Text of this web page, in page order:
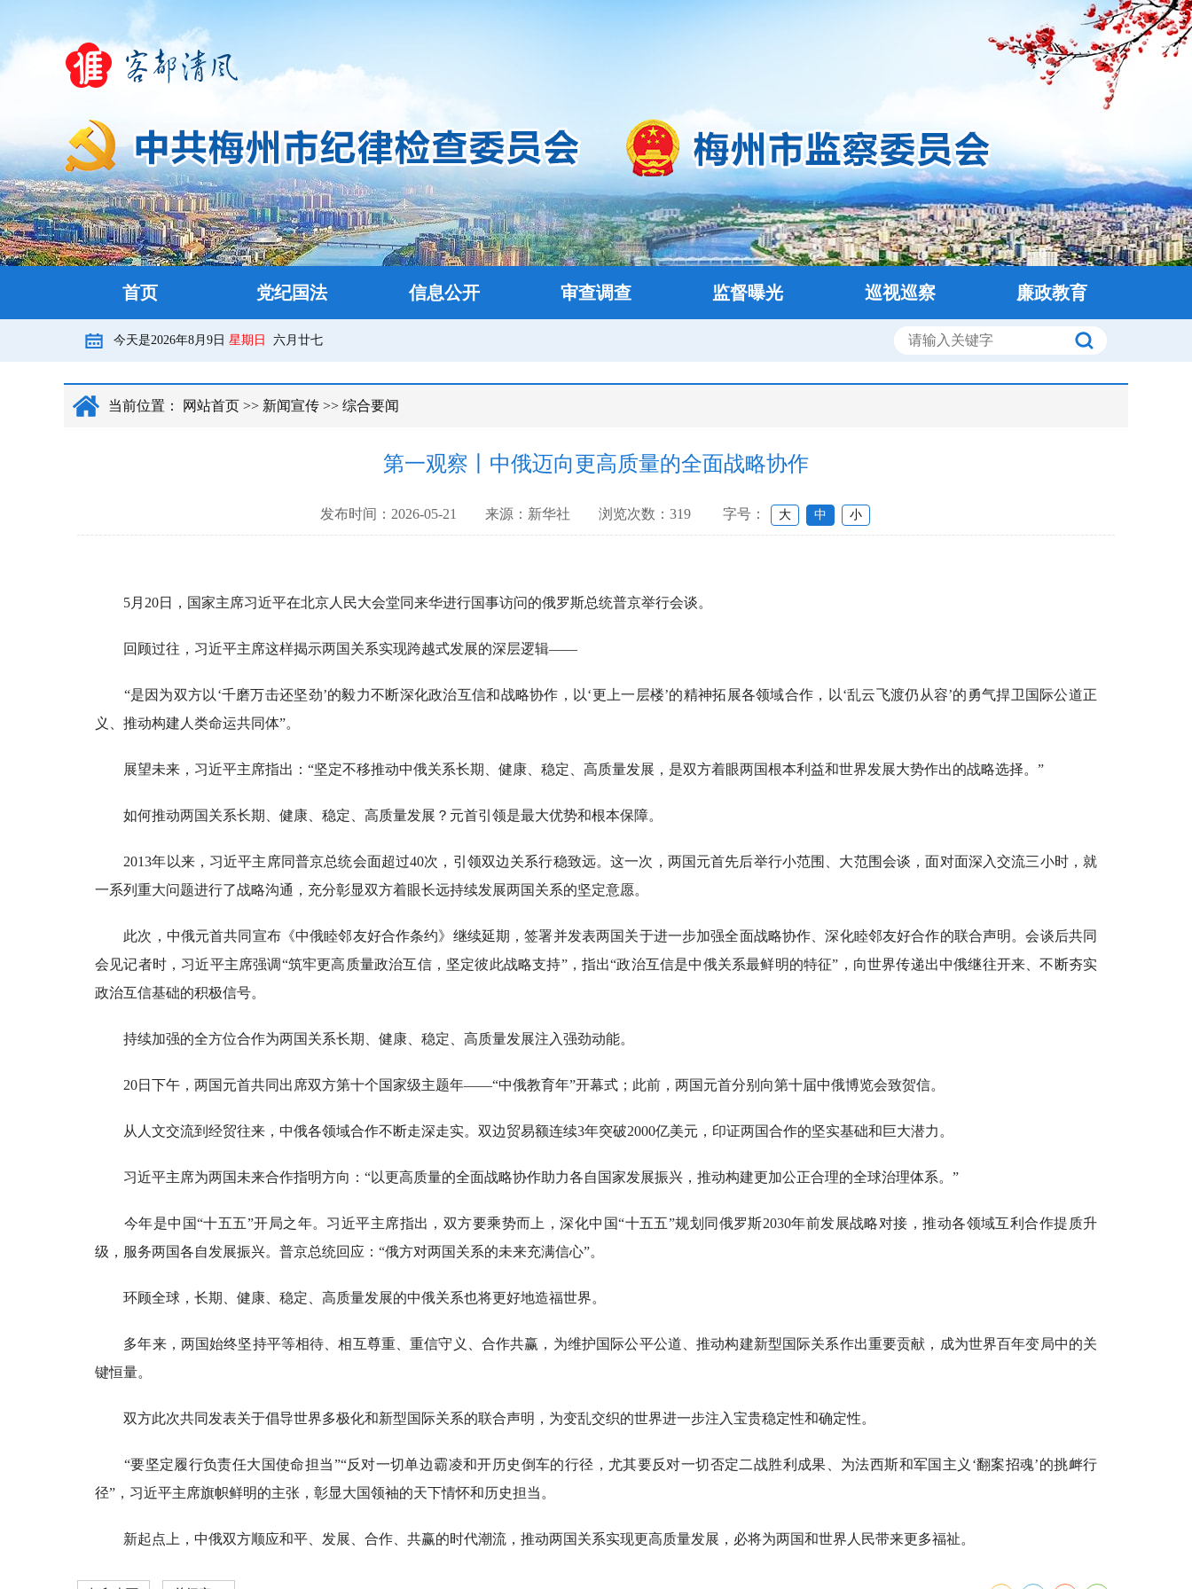
首页 党纪国法 信息公开 审查调查 监督曝光 巡视巡察 廉政教育
今天是2026年8月9日 星期日 六月廿七
当前位置： 网站首页 >> 新闻宣传 >> 综合要闻
第一观察丨中俄迈向更高质量的全面战略协作
发布时间： 2026-05-21 来源： 新华社 浏览次数：319 字号： 大 中 小
5月20日，国家主席习近平在北京人民大会堂同来华进行国事访问的俄罗斯总统普京举行会谈。
回顾过往，习近平主席这样揭示两国关系实现跨越式发展的深层逻辑——
“是因为双方以‘千磨万击还坚劲’的毅力不断深化政治互信和战略协作，以‘更上一层楼’的精神拓展各领域合作，以‘乱云飞渡仍从容’的勇气捍卫国际公道正
义、推动构建人类命运共同体”。
展望未来，习近平主席指出：“坚定不移推动中俄关系长期、健康、稳定、高质量发展，是双方着眼两国根本利益和世界发展大势作出的战略选择。”
如何推动两国关系长期、健康、稳定、高质量发展？元首引领是最大优势和根本保障。
2013年以来，习近平主席同普京总统会面超过40次，引领双边关系行稳致远。这一次，两国元首先后举行小范围、大范围会谈，面对面深入交流三小时，就
一系列重大问题进行了战略沟通，充分彰显双方着眼长远持续发展两国关系的坚定意愿。
此次，中俄元首共同宣布《中俄睦邻友好合作条约》继续延期，签署并发表两国关于进一步加强全面战略协作、深化睦邻友好合作的联合声明。会谈后共同
会见记者时，习近平主席强调“筑牢更高质量政治互信，坚定彼此战略支持”，指出“政治互信是中俄关系最鲜明的特征”，向世界传递出中俄继往开来、不断夯实
政治互信基础的积极信号。
持续加强的全方位合作为两国关系长期、健康、稳定、高质量发展注入强劲动能。
20日下午，两国元首共同出席双方第十个国家级主题年——“中俄教育年”开幕式；此前，两国元首分别向第十届中俄博览会致贺信。
从人文交流到经贸往来，中俄各领域合作不断走深走实。双边贸易额连续3年突破2000亿美元，印证两国合作的坚实基础和巨大潜力。
习近平主席为两国未来合作指明方向：“以更高质量的全面战略协作助力各自国家发展振兴，推动构建更加公正合理的全球治理体系。”
今年是中国“十五五”开局之年。习近平主席指出，双方要乘势而上，深化中国“十五五”规划同俄罗斯2030年前发展战略对接，推动各领域互利合作提质升
级，服务两国各自发展振兴。普京总统回应：“俄方对两国关系的未来充满信心”。
环顾全球，长期、健康、稳定、高质量发展的中俄关系也将更好地造福世界。
多年来，两国始终坚持平等相待、相互尊重、重信守义、合作共赢，为维护国际公平公道、推动构建新型国际关系作出重要贡献，成为世界百年变局中的关
键恒量。
双方此次共同发表关于倡导世界多极化和新型国际关系的联合声明，为变乱交织的世界进一步注入宝贵稳定性和确定性。
“要坚定履行负责任大国使命担当”“反对一切单边霸凌和开历史倒车的行径，尤其要反对一切否定二战胜利成果、为法西斯和军国主义‘翻案招魂’的挑衅行
径”，习近平主席旗帜鲜明的主张，彰显大国领袖的天下情怀和历史担当。
新起点上，中俄双方顺应和平、发展、合作、共赢的时代潮流，推动两国关系实现更高质量发展，必将为两国和世界人民带来更多福祉。